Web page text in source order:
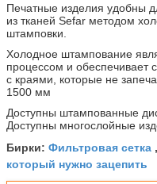
Печатные изделия удобны
из тканей Sefar методом
штамповки.
Холодное штампование
процессом и обеспечивает
с краями, которые не
1500 мм
Доступны штампованные
Доступны многослойные
Бирки: Фильтровая сетка ,
который нужно зацепить